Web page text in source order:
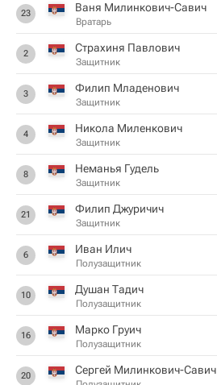
23 Ваня Милинкович-Савич
Вратарь
2 Страхиня Павлович
Защитник
3 Филип Младенович
Защитник
4 Никола Миленкович
Защитник
8 Неманья Гудель
Защитник
21 Филип Джуричич
Защитник
6 Иван Илич
Полузащитник
10 Душан Тадич
Полузащитник
16 Марко Груич
Полузащитник
20 Сергей Милинкович-Савич